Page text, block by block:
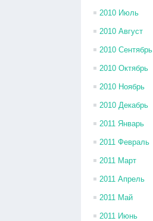
2010 Июль
2010 Август
2010 Сентябрь
2010 Октябрь
2010 Ноябрь
2010 Декабрь
2011 Январь
2011 Февраль
2011 Март
2011 Апрель
2011 Май
2011 Июнь